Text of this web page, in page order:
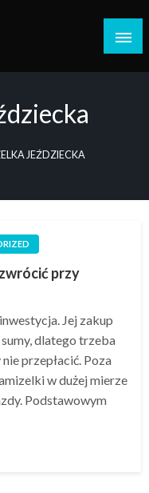
JEŹDZIECKA
przy
Jej zakup
dlatego trzeba
przepłacić. Poza
w dużej mierze
Podstawowym